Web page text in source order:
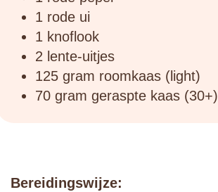
1 rode ui⁠
1 knoflook⁠
2 lente-uitjes⁠
125 gram roomkaas (light)⁠
70 gram geraspte kaas (30+)⁠
Bereidingswijze: